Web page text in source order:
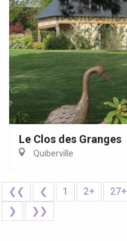
Le Clos des Granges
Quiberville
❮❮ ❮ 1 2+ 27+
❯
❯❯